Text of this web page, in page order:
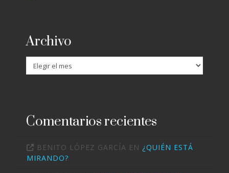
Archivo
Archivo
Comentarios recientes
BENITO LÓPEZ GARCÍA EN ¿QUIÉN ESTÁ
MIRANDO?